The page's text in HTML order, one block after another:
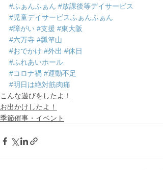
#ふぁんふぁん #放課後等デイサービス
#児童デイサービスふぁんふぁん
#障がい #支援 #東大阪
#六万寺 #瓢箪山
#おでかけ #外出 #休日
#ふれあいホール
#コロナ禍 #運動不足
#明日は絶対筋肉痛
こんな遊びをしたよ！
お出かけしたよ！
季節催事・イベント